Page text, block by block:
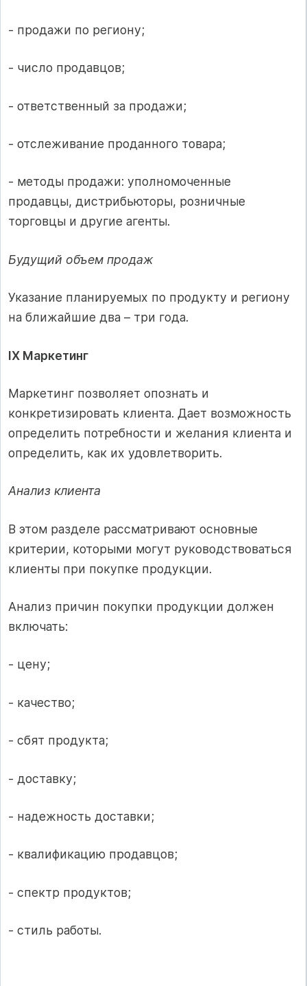
- продажи по региону;
- число продавцов;
- ответственный за продажи;
- отслеживание проданного товара;
- методы продажи: уполномоченные
продавцы, дистрибьюторы, розничные
торговцы и другие агенты.
Будущий объем продаж
Указание планируемых по продукту и региону
на ближайшие два – три года.
IX Маркетинг
Маркетинг позволяет опознать и
конкретизировать клиента. Дает возможность
определить потребности и желания клиента и
определить, как их удовлетворить.
Анализ клиента
В этом разделе рассматривают основные
критерии, которыми могут руководствоваться
клиенты при покупке продукции.
Анализ причин покупки продукции должен
включать:
- цену;
- качество;
- сбят продукта;
- доставку;
- надежность доставки;
- квалификацию продавцов;
- спектр продуктов;
- стиль работы.